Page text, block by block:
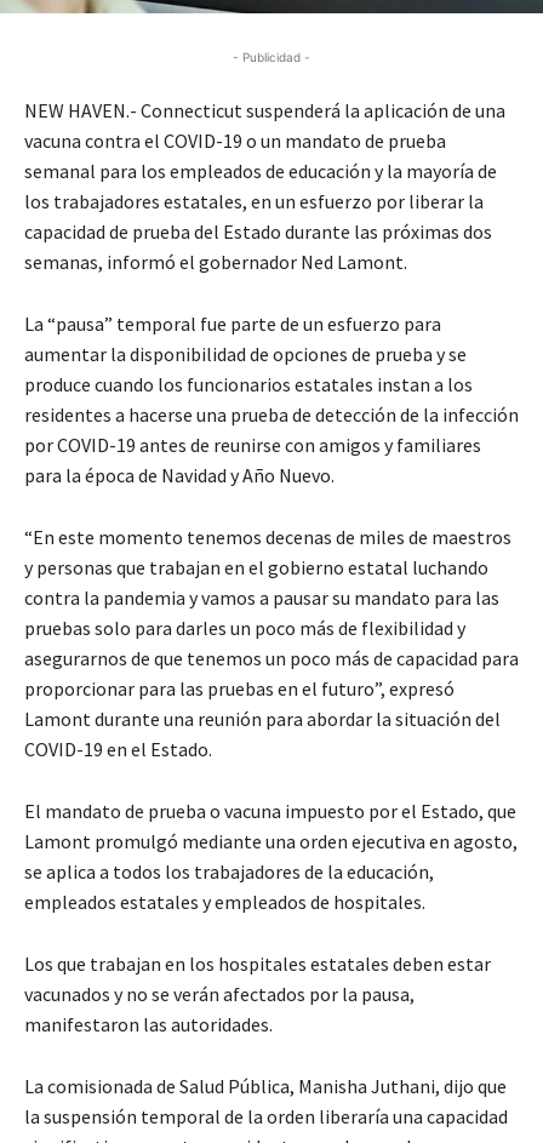
- Publicidad -
NEW HAVEN.- Connecticut suspenderá la aplicación de una
vacuna contra el COVID-19 o un mandato de prueba
semanal para los empleados de educación y la mayoría de
los trabajadores estatales, en un esfuerzo por liberar la
capacidad de prueba del Estado durante las próximas dos
semanas, informó el gobernador Ned Lamont.
La “pausa” temporal fue parte de un esfuerzo para
aumentar la disponibilidad de opciones de prueba y se
produce cuando los funcionarios estatales instan a los
residentes a hacerse una prueba de detección de la infección
por COVID-19 antes de reunirse con amigos y familiares
para la época de Navidad y Año Nuevo.
“En este momento tenemos decenas de miles de maestros
y personas que trabajan en el gobierno estatal luchando
contra la pandemia y vamos a pausar su mandato para las
pruebas solo para darles un poco más de flexibilidad y
asegurarnos de que tenemos un poco más de capacidad para
proporcionar para las pruebas en el futuro”, expresó
Lamont durante una reunión para abordar la situación del
COVID-19 en el Estado.
El mandato de prueba o vacuna impuesto por el Estado, que
Lamont promulgó mediante una orden ejecutiva en agosto,
se aplica a todos los trabajadores de la educación,
empleados estatales y empleados de hospitales.
Los que trabajan en los hospitales estatales deben estar
vacunados y no se verán afectados por la pausa,
manifestaron las autoridades.
La comisionada de Salud Pública, Manisha Juthani, dijo que
la suspensión temporal de la orden liberaría una capacidad